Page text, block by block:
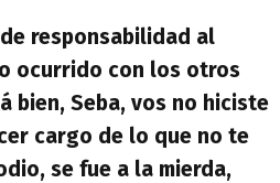
responsabilidad al
ocurrido con los otros
bien, Seba, vos no hiciste
cargo de lo que no te
se fue a la mierda,